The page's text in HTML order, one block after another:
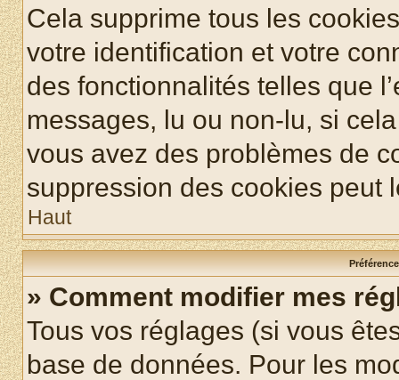
Cela supprime tous les
votre identification et votre
des fonctionnalités telles que
messages, lu ou non-lu, si
vous avez des problèmes de
suppression des cookies peut
Haut
» Comment modifier mes
Tous vos réglages (si vous
base de données. Pour les